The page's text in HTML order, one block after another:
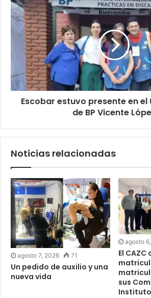
Escobar estuvo presente en
de BP Vicente
Noticias relacionadas
agosto 7, 2026 71
Un pedido de auxilio y una
nueva vida
agosto
El
sus